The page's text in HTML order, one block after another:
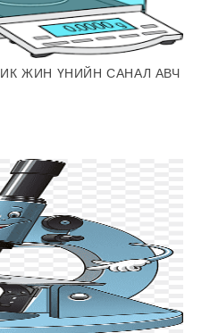
ЖИН ҮНИЙН САНАЛ АВЧ